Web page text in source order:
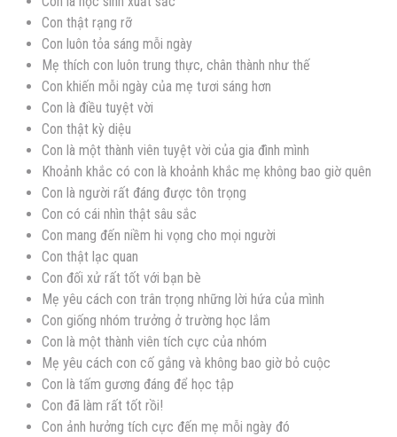
Con thật rạng rỡ
Con luôn tỏa sáng mỗi ngày
Mẹ thích con luôn trung thực, chân thành như thế
Con khiến mỗi ngày của mẹ tươi sáng hơn
Con là điều tuyệt vời
Con thật kỳ diệu
Con là một thành viên tuyệt vời của gia đình mình
Khoảnh khắc có con là khoảnh khắc mẹ không bao giờ quên
Con là người rất đáng được tôn trọng
Con có cái nhìn thật sâu sắc
Con mang đến niềm hi vọng cho mọi người
Con thật lạc quan
Con đối xử rất tốt với bạn bè
Mẹ yêu cách con trân trọng những lời hứa của mình
Con giống nhóm trưởng ở trường học lắm
Con là một thành viên tích cực của nhóm
Mẹ yêu cách con cố gắng và không bao giờ bỏ cuộc
Con là tấm gương đáng để học tập
Con đã làm rất tốt rồi!
Con ảnh hưởng tích cực đến mẹ mỗi ngày đó